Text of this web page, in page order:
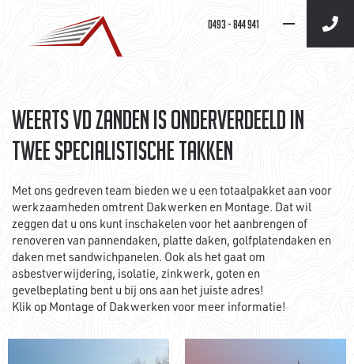
WEERTS VD ZANDEN IS ONDERVERDEELD IN
TWEE SPECIALISTISCHE TAKKEN
Met ons gedreven team bieden we u een totaalpakket aan voor
werkzaamheden omtrent Dakwerken en Montage. Dat wil
zeggen dat u ons kunt inschakelen voor het aanbrengen of
renoveren van pannendaken, platte daken, golfplatendaken en
daken met sandwichpanelen. Ook als het gaat om
asbestverwijdering, isolatie, zinkwerk, goten en
gevelbeplating bent u bij ons aan het juiste adres!
Klik op Montage of Dakwerken voor meer informatie!